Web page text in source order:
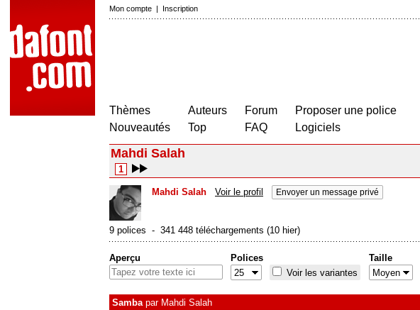
Mon compte | Inscription
Thèmes
Nouveautés
Auteurs
Top
Forum
FAQ
Proposer une police
Logiciels
Mahdi Salah
1
Mahdi Salah Voir le profil Envoyer un message privé
9 polices - 341 448 téléchargements (10 hier)
Aperçu
Polices
Voir les variantes
Taille
Sambapar Mahdi Salah